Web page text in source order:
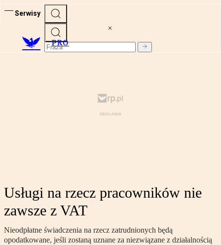
Serwisy
PRO
Usługi na rzecz pracowników nie
zawsze z VAT
Nieodpłatne świadczenia na rzecz zatrudnionych będą
opodatkowane, jeśli zostaną uznane za niezwiązane z działalnością